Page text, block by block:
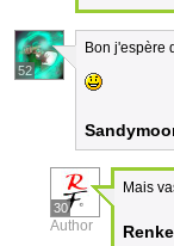
52
Bon j'espère
30
Author
Mais